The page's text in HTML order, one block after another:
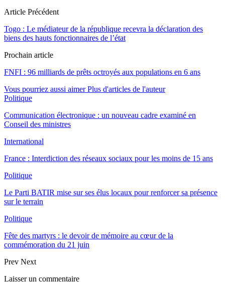
Article Précédent
Togo : Le médiateur de la république recevra la déclaration des
biens des hauts fonctionnaires de l’état
Prochain article
FNFI : 96 milliards de prêts octroyés aux populations en 6 ans
Vous pourriez aussi aimer Plus d'articles de l'auteur
Politique
Communication électronique : un nouveau cadre examiné en
Conseil des ministres
International
France : Interdiction des réseaux sociaux pour les moins de 15 ans
Politique
Le Parti BATIR mise sur ses élus locaux pour renforcer sa présence
sur le terrain
Politique
Fête des martyrs : le devoir de mémoire au cœur de la
commémoration du 21 juin
Prev Next
Laisser un commentaire